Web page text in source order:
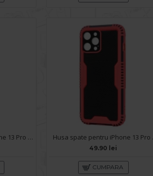
Husa spate pentru iPhone 13 Pro Max - Doo Case Auriu Husa
49.90 lei
CUMPARA